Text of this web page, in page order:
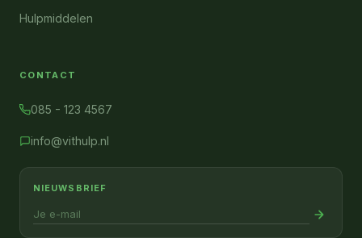
Hulpmiddelen
CONTACT
085 - 123 4567
info@vithulp.nl
NIEUWSBRIEF